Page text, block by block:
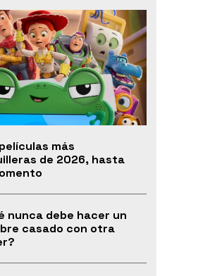
más
de 2026, hasta
nunca debe hacer un
casado con otra